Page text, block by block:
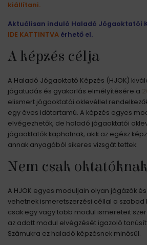
kiállítani.
Aktuálisan induló Haladó Jógaoktatói
IDE KATTINTVA érhető el.
A képzés célja
A Haladó Jógaoktató Képzés (HJOK)
jógatudás és gyakorlás elmélyítésére a
elismert jógaoktatói oklevéllel
egy éves időtartamú. A képzés egyes
elvégezhetők, de haladó jógaoktatói
jógaoktatók kaphatnak, akik az egész
annak anyagából sikeres vizsgát tettek.
Nem csak oktatóknak
A HJOK egyes moduljain olyan jógázók
vehetnek ismeretszerzési céllal a szabad
csak egy vagy több modul ismereteit
az adott modul elvégzését igazoló
Számukra ez haladó képzésnek minősül.